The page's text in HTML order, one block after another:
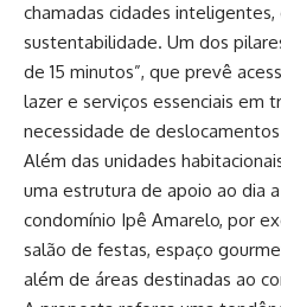
chamadas cidades
sustentabilidade. Um dos
de 15 minutos”, que prevê
lazer e serviços essenciais em
necessidade de
Além das unidades
uma estrutura de apoio ao dia
condomínio Ipê Amarelo, por
salão de festas, espaço
além de áreas destinadas ao